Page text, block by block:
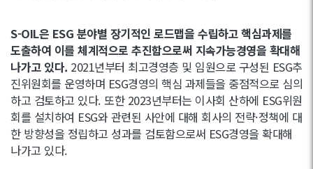
S-OIL은 ESG 분야별 장기적인 로드맵을 수립하고 핵심과제를
도출하여 이를 체계적으로 추진함으로써 지속가능경영을 확대해
나가고 있다. 2021년부터 최고경영층 및 임원으로 구성된 ESG추
진위원회를 운영하며 ESG경영의 핵심 과제들을 중점적으로 심의
하고 검토하고 있다. 또한 2023년부터는 이사회 산하에 ESG위원
회를 설치하여 ESG와 관련된 사안에 대해 회사의 전략·정책에 대
한 방향성을 정립하고 성과를 검토함으로써 ESG경영을 확대해
나가고 있다.